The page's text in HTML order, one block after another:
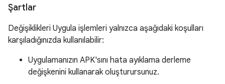
Şartlar
Değişiklikleri Uygula işlemleri yalnızca aşağıdaki koşulları
karşıladığınızda kullanılabilir:
Uygulamanızın APK'sını hata ayıklama derleme
değişkenini kullanarak oluşturursunuz.